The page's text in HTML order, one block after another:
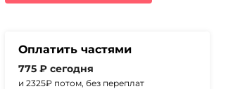
Оплатить частями
775 ₽ сегодня
и 2325₽ потом, без переплат